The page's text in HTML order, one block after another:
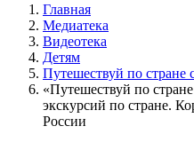
Главная
Медиатека
Видеотека
Детям
Путешествуй по стране
«Путешествуй по
экскурсий по стране.
России